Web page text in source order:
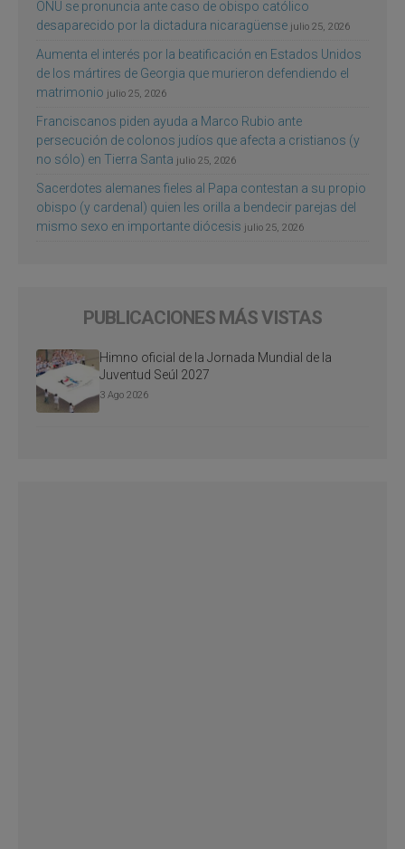
ONU se pronuncia ante caso de obispo católico
desaparecido por la dictadura nicaragüense julio 25, 2026
Aumenta el interés por la beatificación en Estados Unidos
de los mártires de Georgia que murieron defendiendo el
matrimonio julio 25, 2026
Franciscanos piden ayuda a Marco Rubio ante
persecución de colonos judíos que afecta a cristianos (y
no sólo) en Tierra Santa julio 25, 2026
Sacerdotes alemanes fieles al Papa contestan a su propio
obispo (y cardenal) quien les orilla a bendecir parejas del
mismo sexo en importante diócesis julio 25, 2026
PUBLICACIONES MÁS VISTAS
Himno oficial de la Jornada Mundial de la
Juventud Seúl 2027
3 Ago 2026